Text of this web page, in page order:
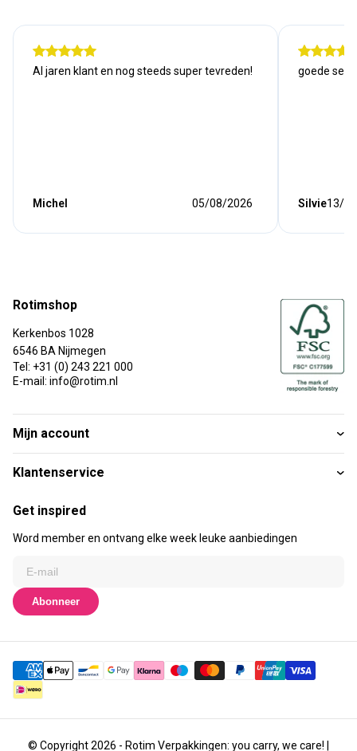
Al jaren klant en nog steeds super tevreden!
Michel 05/08/2026
goede
Silvie13/
Rotimshop
Kerkenbos 1028
6546 BA Nijmegen
Tel: +31 (0) 243 221 000
E-mail: info@rotim.nl
Mijn account
Klantenservice
Get inspired
Word member en ontvang elke week leuke aanbiedingen
Abonneer
© Copyright 2026 - Rotim Verpakkingen: you carry, we care! |